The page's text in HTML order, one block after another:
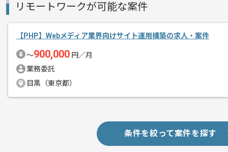
エージェントからのコ
メント
人材紹介事業、SES事業等を展開して
今回はレンタカー業界向け管理画面サ
に携わっていただきます。
基本的にはフルリモートでの作業を見込
リモートワークが可能な案件
【PHP】Webメディア業界向けサイト運用構築の求人・案件
〜900,000 円／月
業務委託
目黒（東京都）
条件を絞って案件を探す